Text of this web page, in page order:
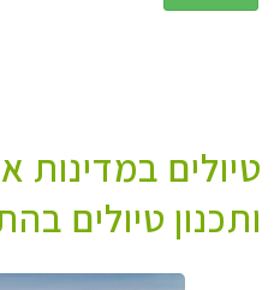
טיולים במדינות
ותכנון טיולים